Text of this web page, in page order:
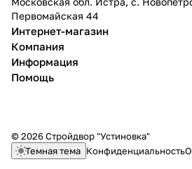
Первомайская 44
Интернет-магазин
Компания
Информация
Помощь
© 2026 Стройдвор "Устиновка"
Темная тема Конфиденциальность